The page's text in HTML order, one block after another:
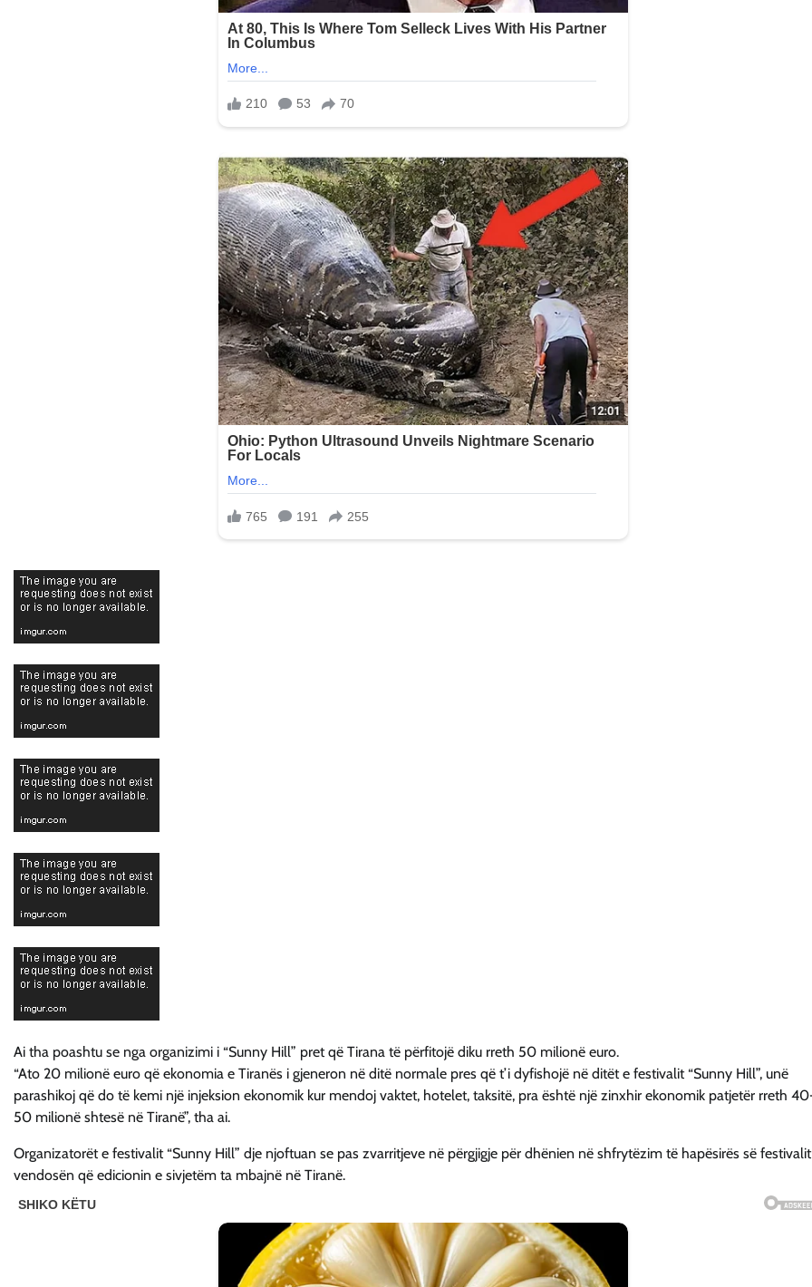
Ai tha poashtu se nga organizimi i “Sunny Hill” pret që Tirana të përfitojë diku rreth 50 milionë euro.
“Ato 20 milionë euro që ekonomia e Tiranës i gjeneron në ditë normale pres që t’i dyfishojë në ditët e festivalit “Sunny Hill”, unë
parashikoj që do të kemi një injeksion ekonomik kur mendoj vaktet, hotelet, taksitë, pra është një zinxhir ekonomik patjetër rreth
50 milionë shtesë në Tiranë”, tha ai.
Organizatorët e festivalit “Sunny Hill” dje njoftuan se pas zvarritjeve në përgjigje për dhënien në shfrytëzim të hapësirës së festivalit
vendosën që edicionin e sivjetëm ta mbajnë në Tiranë.